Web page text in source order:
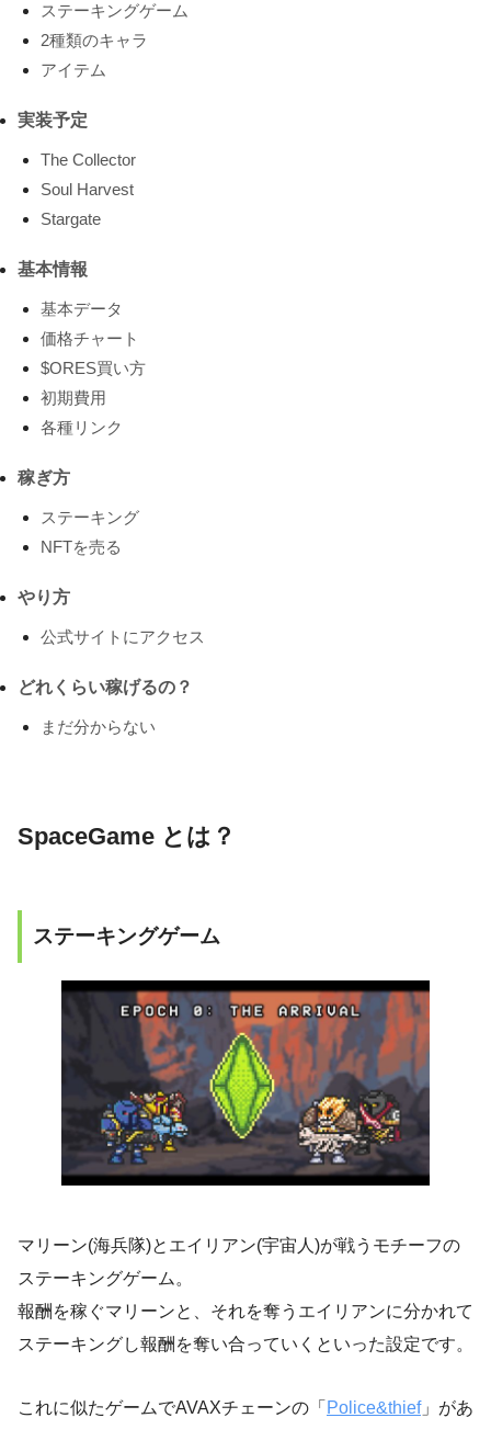
ステーキングゲーム
2種類のキャラ
アイテム
実装予定
The Collector
Soul Harvest
Stargate
基本情報
基本データ
価格チャート
$ORES買い方
初期費用
各種リンク
稼ぎ方
ステーキング
NFTを売る
やり方
公式サイトにアクセス
どれくらい稼げるの？
まだ分からない
SpaceGame とは？
ステーキングゲーム
マリーン(海兵隊)とエイリアン(宇宙人)が戦うモチーフの
ステーキングゲーム。
報酬を稼ぐマリーンと、それを奪うエイリアンに分かれて
ステーキングし報酬を奪い合っていくといった設定です。
これに似たゲームでAVAXチェーンの「 Police&thief」があ